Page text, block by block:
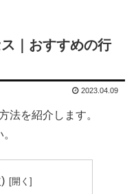
｜おすすめの行
2023.04.09
法を紹介します。